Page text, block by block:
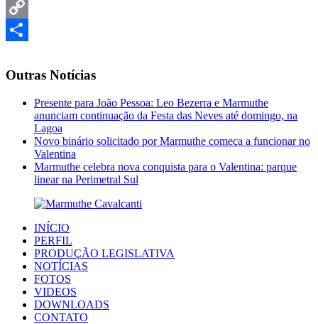
Email
Copy
Outras Notícias
Presente para João Pessoa: Leo Bezerra e Marmuthe
anunciam continuação da Festa das Neves até domingo, na
Lagoa
Novo binário solicitado por Marmuthe começa a funcionar no
Valentina
Marmuthe celebra nova conquista para o Valentina: parque
linear na Perimetral Sul
INÍCIO
PERFIL
PRODUÇÃO LEGISLATIVA
NOTÍCIAS
FOTOS
VIDEOS
DOWNLOADS
CONTATO